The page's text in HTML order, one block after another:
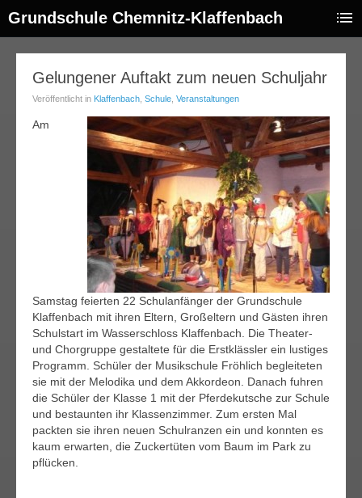
Grundschule Chemnitz-Klaffenbach
Gelungener Auftakt zum neuen Schuljahr
Veröffentlicht in Klaffenbach Schule Veranstaltungen
Am
Samstag feierten 22 Schulanfänger der Grundschule
Klaffenbach mit ihren Eltern, Großeltern und Gästen ihren
Schulstart im Wasserschloss Klaffenbach. Die Theater-
und Chorgruppe gestaltete für die Erstklässler ein lustiges
Programm. Schüler der Musikschule Fröhlich begleiteten
sie mit der Melodika und dem Akkordeon. Danach fuhren
die Schüler der Klasse 1 mit der Pferdekutsche zur Schule
und bestaunten ihr Klassenzimmer. Zum ersten Mal
packten sie ihren neuen Schulranzen ein und konnten es
kaum erwarten, die Zuckertüten vom Baum im Park zu
pflücken.